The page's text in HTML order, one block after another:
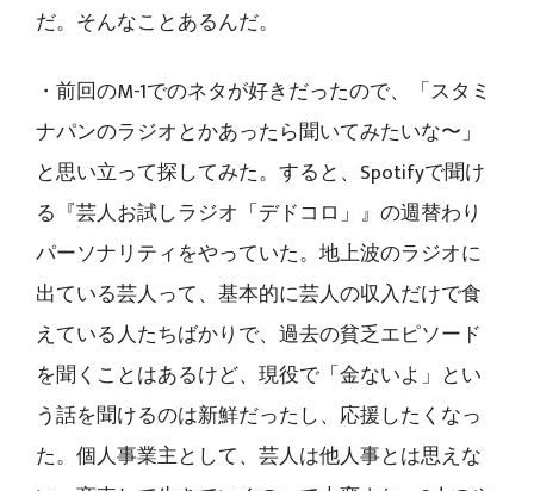
だ。そんなことあるんだ。
・前回のM-1でのネタが好きだったので、「スタミ
ナパンのラジオとかあったら聞いてみたいな〜」
と思い立って探してみた。すると、Spotifyで聞け
る『芸人お試しラジオ「デドコロ」』の週替わり
パーソナリティをやっていた。地上波のラジオに
出ている芸人って、基本的に芸人の収入だけで食
えている人たちばかりで、過去の貧乏エピソード
を聞くことはあるけど、現役で「金ないよ」とい
う話を聞けるのは新鮮だったし、応援したくなっ
た。個人事業主として、芸人は他人事とは思えな